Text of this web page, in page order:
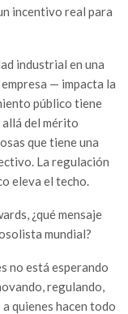
incentivo real para
industrial en una
— impacta la
público tiene
del mérito
que tiene una
La regulación
eleva el techo.
¿qué mensaje
mundial?
no está esperando
regulando,
quienes hacen todo